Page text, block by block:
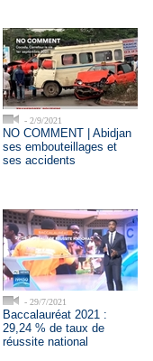
- 2/9/2021
NO COMMENT | Abidjan
ses embouteillages et
ses accidents
- 29/7/2021
Baccalauréat 2021 :
29,24 % de taux de
réussite national